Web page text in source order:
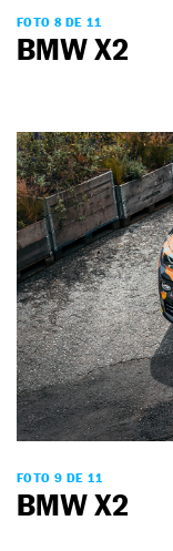
FOTO 8 DE 11
BMW X2
FOTO 9 DE 11
BMW X2